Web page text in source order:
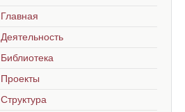
Главная
Деятельность
Библиотека
Проекты
Структура